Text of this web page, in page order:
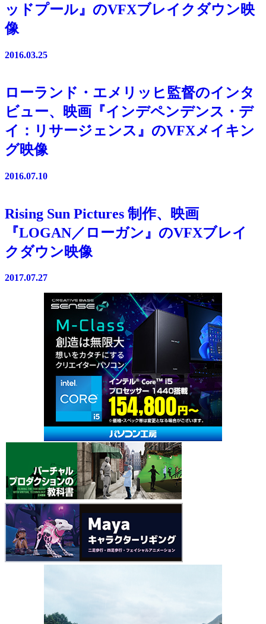
ッドプール』のVFXブレイクダウン映
像
2016.03.25
ローランド・エメリッヒ監督のインタ
ビュー、映画『インデペンデンス・デ
イ：リサージェンス』のVFXメイキン
グ映像
2016.07.10
Rising Sun Pictures 制作、映画
『LOGAN／ローガン』のVFXブレイ
クダウン映像
2017.07.27